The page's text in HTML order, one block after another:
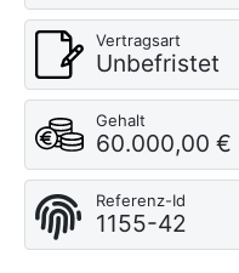
Vertragsart
Unbefristet
Gehalt
60.000,00 €
Referenz-Id
1155-42